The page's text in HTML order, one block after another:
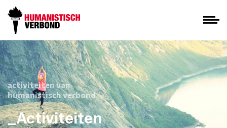
activiteiten van
humanistisch verbond
_Activiteiten